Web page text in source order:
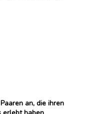
an, die ihren